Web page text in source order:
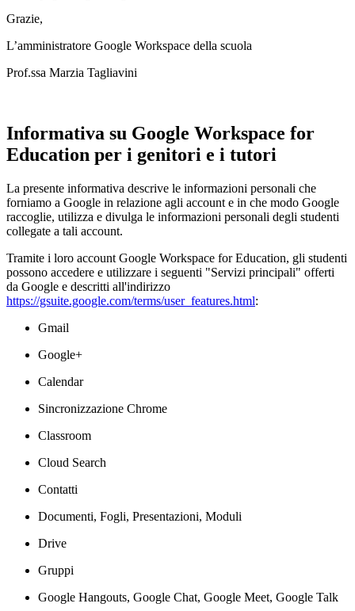
Grazie,
L’amministratore Google Workspace della scuola
Prof.ssa Marzia Tagliavini
Informativa su Google Workspace for
Education per i genitori e i tutori
La presente informativa descrive le informazioni personali che
forniamo a Google in relazione agli account e in che modo Google
raccoglie, utilizza e divulga le informazioni personali degli studenti
collegate a tali account.
Tramite i loro account Google Workspace for Education, gli studenti
possono accedere e utilizzare i seguenti "Servizi principali" offerti
da Google e descritti all'indirizzo
https://gsuite.google.com/terms/user_features.html:
Gmail
Google+
Calendar
Sincronizzazione Chrome
Classroom
Cloud Search
Contatti
Documenti, Fogli, Presentazioni, Moduli
Drive
Gruppi
Google Hangouts, Google Chat, Google Meet, Google Talk